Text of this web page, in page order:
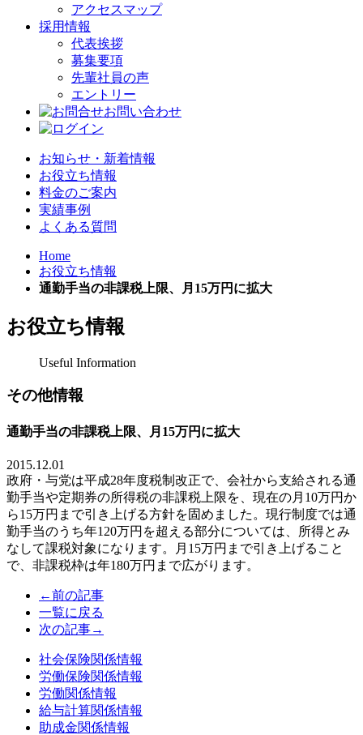
アクセスマップ
採用情報
代表挨拶
募集要項
先輩社員の声
エントリー
お問い合わせ
お知らせ・新着情報
お役立ち情報
料金のご案内
実績事例
よくある質問
Home
お役立ち情報
通勤手当の非課税上限、月15万円に拡大
お役立ち情報
Useful Information
その他情報
通勤手当の非課税上限、月15万円に拡大
2015.12.01
政府・与党は平成28年度税制改正で、会社から支給される通
勤手当や定期券の所得税の非課税上限を、現在の月 10万円か
ら15万円まで引き上げる方針を固めました。現行制度では通
勤手当のうち年120万円を超える部分については、所得とみ
なして課税対象になります。 月 15万円まで引き上げること
で、非課税枠は年180万円まで広がります。
←前の記事
一覧に戻る
次の記事→
社会保険関係情報
労働保険関係情報
労働関係情報
給与計算関係情報
助成金関係情報